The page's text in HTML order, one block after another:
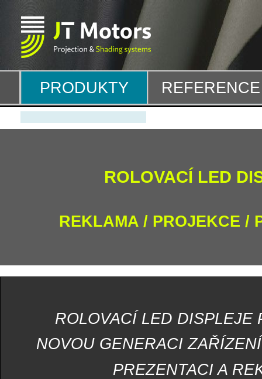
ROLOVACÍ LED
REKLAMA / PROJEKCE /
ROLOVACÍ LED DISPLEJE
NOVOU GENERACI
PREZENTACI A
PRODUKTY REFERENCE